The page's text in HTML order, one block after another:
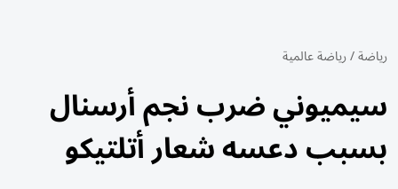
رياضة/رياضة عالمية
سيميوني ضرب نجم أرسنال
بسبب دعسه شعار أتلتيكو